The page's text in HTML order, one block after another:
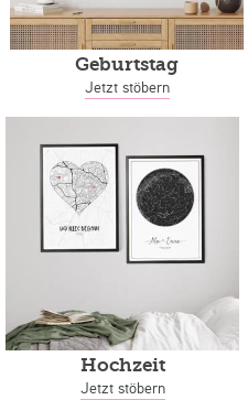
Geburtstag
Jetzt stöbern
Hochzeit
Jetzt stöbern